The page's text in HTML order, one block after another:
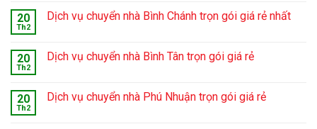
20
Th2
Dịch vụ chuyển nhà Bình Chánh trọn gói giá rẻ nhất
20
Th2
Dịch vụ chuyển nhà Bình Tân trọn gói giá rẻ
20
Th2
Dịch vụ chuyển nhà Phú Nhuận trọn gói giá rẻ